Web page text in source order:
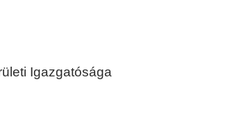
Igazgatósága